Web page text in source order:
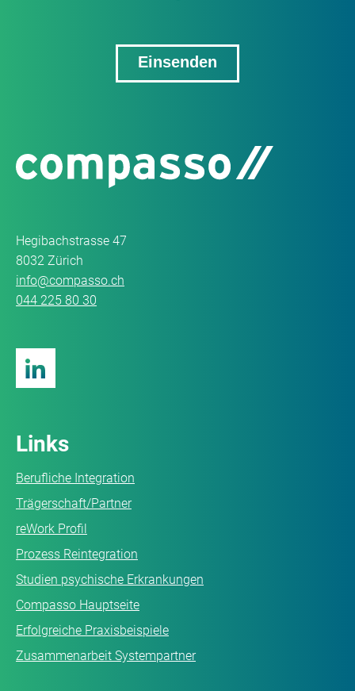
Hegibachstrasse 47
8032 Zürich
info@compasso.ch
044 225 80 30
Links
Berufliche Integration
Trägerschaft/Partner
reWork Profil
Prozess Reintegration
Studien psychische Erkrankungen
Compasso Hauptseite
Erfolgreiche Praxisbeispiele
Zusammenarbeit Systempartner